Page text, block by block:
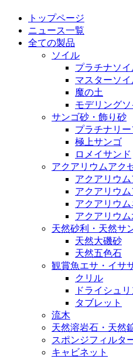
トップページ
ニュース一覧
全ての製品
ソイル
プラチナソイ
マスターソイ
魔の土
モデリング
サンゴ砂・飾り砂
プラチナリ
極上サンゴ
ロメイサンド
アクアリウムアク
アクアリウ
アクアリウ
アクアリウム
アクアリウ
天然砂利・天然サ
天然大磯砂
天然五色石
観賞魚エサ・イサ
クリル
ドライシュ
タブレット
流木
天然溶岩石・天然
スポンジフィルタ
キャビネット